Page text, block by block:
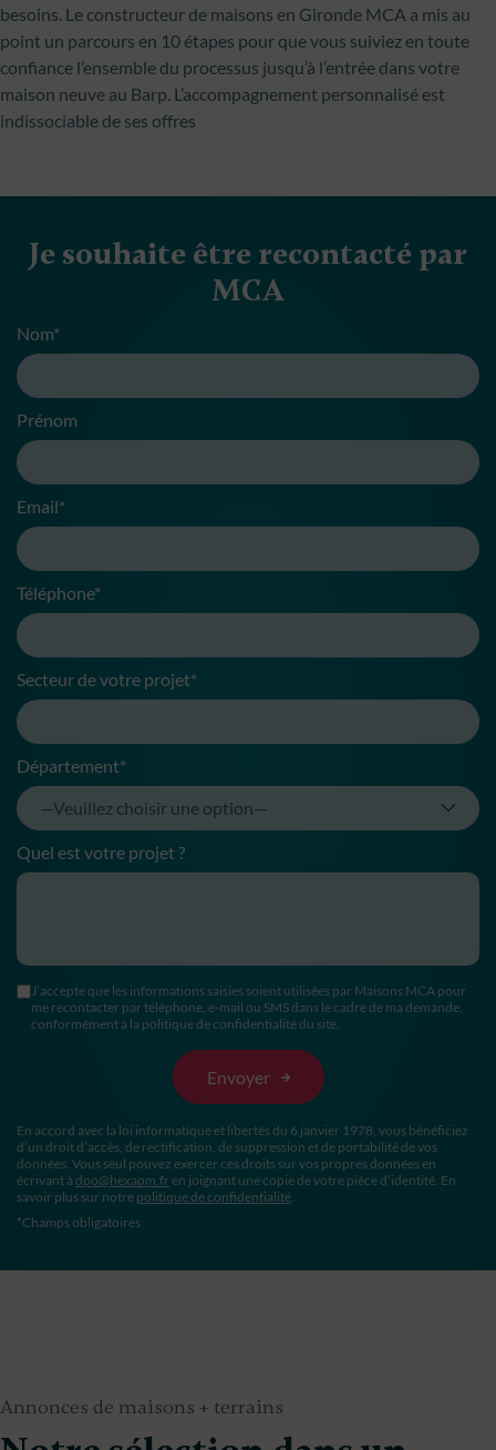
besoins. Le constructeur de maisons en Gironde MCA a mis au
point un parcours en 10 étapes pour que vous suiviez en toute
confiance l’ensemble du processus jusqu’à l’entrée dans votre
maison neuve au Barp. L’accompagnement personnalisé est
indissociable de ses offres
Je souhaite être recontacté par
MCA
Nom*
Prénom
Email*
Téléphone*
Secteur de votre projet*
Département*
Quel est votre projet ?
J’accepte que les informations saisies soient utilisées par Maisons MCA pour
me recontacter par téléphone, e-mail ou SMS dans le cadre de ma demande,
conformément à la politique de confidentialité du site.
En accord avec la loi informatique et libertés du 6 janvier 1978, vous bénéficiez
d’un droit d’accès, de rectification, de suppression et de portabilité de vos
données. Vous seul pouvez exercer ces droits sur vos propres données en
écrivant à dpo@hexaom.fr en joignant une copie de votre pièce d’identité. En
savoir plus sur notre politique de confidentialité.
*Champs obligatoires
Annonces de maisons + terrains